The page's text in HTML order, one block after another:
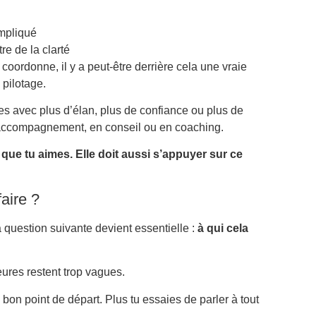
de la clarté
il y a peut-être derrière cela une vraie
pilotage.
avec plus d’élan, plus de confiance ou plus de
en conseil ou en coaching.
tu aimes. Elle doit aussi s’appuyer sur ce
?
suivante devient essentielle : à qui cela
restent trop vagues.
point de départ. Plus tu essaies de parler à tout